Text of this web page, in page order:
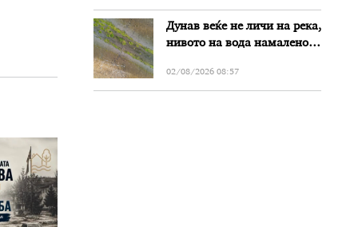
Дунав веќе не личи на река,
нивото на вода намалено
Бугарија
02/08/2026 08:57